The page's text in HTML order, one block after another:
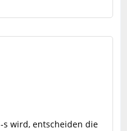
s wird, entscheiden die